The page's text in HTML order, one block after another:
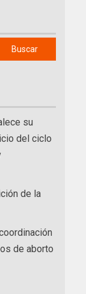
Buscar
su
del ciclo
de la
de aborto